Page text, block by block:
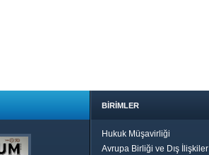
BİRİMLER
Hukuk Müşavirliği
Avrupa Birliği ve Dış